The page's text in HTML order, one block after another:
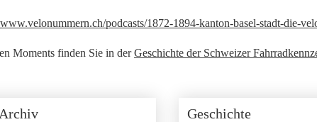
www.velonummern.ch/podcasts/1872-1894-kanton-basel-stadt-die-
Moments finden Sie in derGeschichte der Schweizer
Geschichte